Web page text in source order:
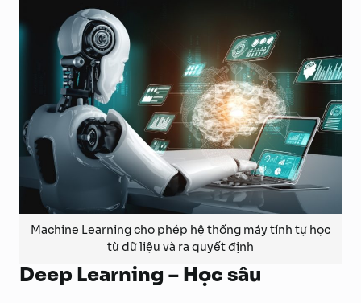
Machine Learning cho phép hệ thống máy tính tự học
từ dữ liệu và ra quyết định
Deep Learning – Học sâu